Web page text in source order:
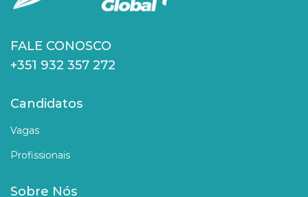
FALE CONOSCO
+351 932 357 272
Candidatos
Vagas
Profissionais
Sobre Nós